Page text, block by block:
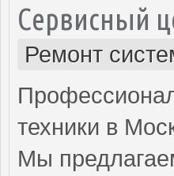
Сервисный
Ремонт
техники в
Мы